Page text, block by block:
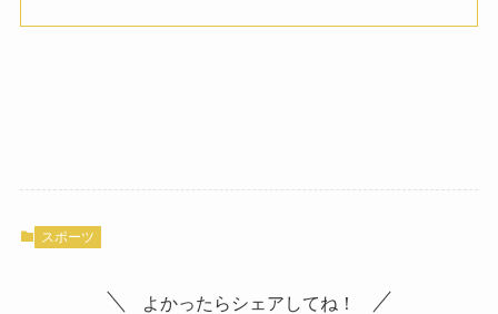
スポーツ
よかったらシェアしてね！